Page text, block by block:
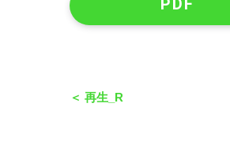
＜ 再生_R